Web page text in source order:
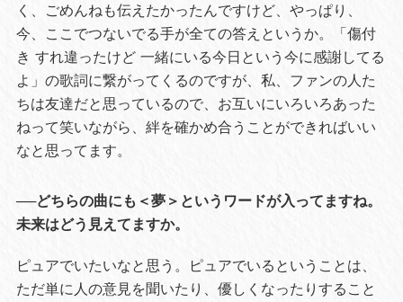
く、ごめんねも伝えたかったんですけど、やっぱり、
今、ここでつないでる手が全ての答えというか。「傷付
き すれ違ったけど 一緒にいる今日という今に感謝してる
よ」の歌詞に繋がってくるのですが、私、ファンの人た
ちは友達だと思っているので、お互いにいろいろあった
ねって笑いながら、絆を確かめ合うことができればいい
なと思ってます。
──どちらの曲にも＜夢＞というワードが入ってますね。
未来はどう見えてますか。
ピュアでいたいなと思う。ピュアでいるということは、
ただ単に人の意見を聞いたり、優しくなったりすること